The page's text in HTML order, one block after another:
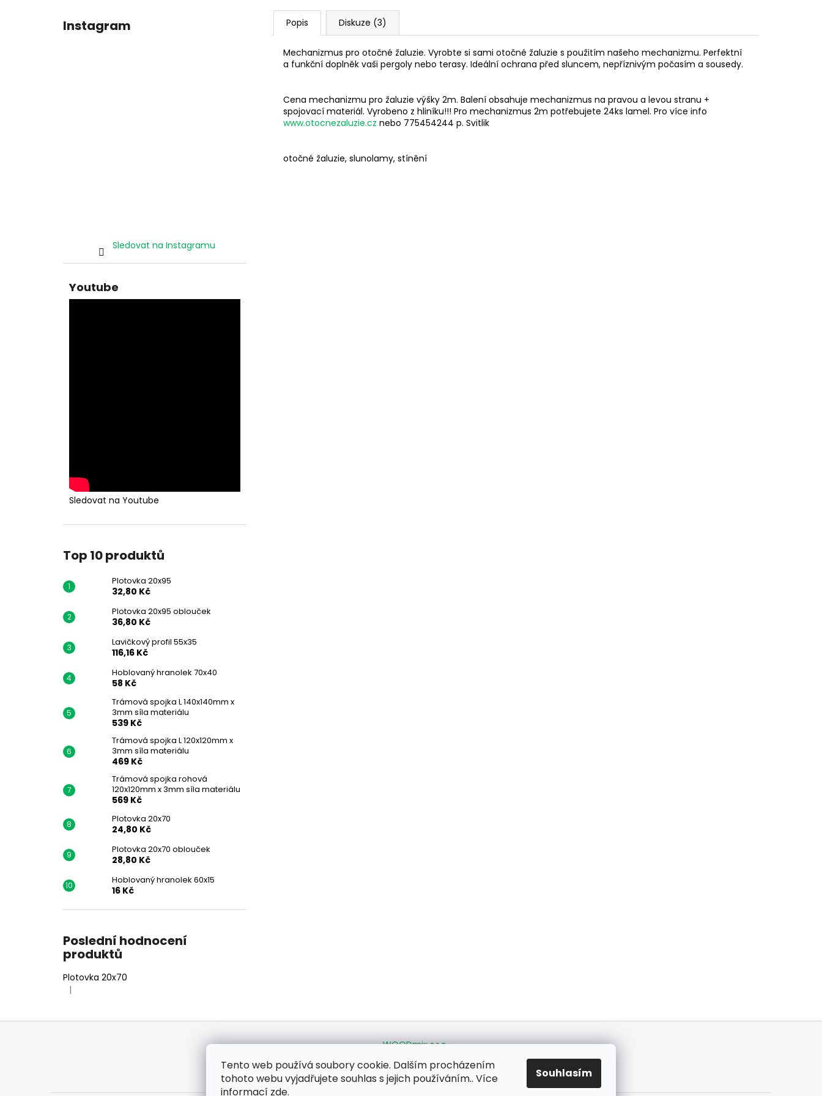
Tento web používá soubory cookie. Dalším procházením
tohoto webu vyjadřujete souhlas s jejich používáním.. Více
informací zde.
Souhlasím
Instagram
Sledovat na Instagramu
Youtube
Sledovat na Youtube
Top 10 produktů
Plotovka 20x95
32,80 Kč
Plotovka 20x95 oblouček
36,80 Kč
Lavičkový profil 55x35
116,16 Kč
Hoblovaný hranolek 70x40
58 Kč
Trámová spojka L 140x140mm x
3mm síla materiálu
539 Kč
Trámová spojka L 120x120mm x
3mm síla materiálu
469 Kč
Trámová spojka rohová
120x120mm x 3mm síla materiálu
569 Kč
Plotovka 20x70
24,80 Kč
Plotovka 20x70 oblouček
28,80 Kč
Hoblovaný hranolek 60x15
16 Kč
Poslední hodnocení
produktů
Plotovka 20x70
Hodnocení produktu je 5 z 5 hvězdiček.
|
Popis Diskuze (3)
Mechanizmus pro otočné žaluzie. Vyrobte si sami otočné žaluzie s použitím našeho mechanizmu. Perfektní
a funkční doplněk vaši pergoly nebo terasy. Ideální ochrana před sluncem, nepříznivým počasím a sousedy.
Cena mechanizmu pro žaluzie výšky 2m. Balení obsahuje mechanizmus na pravou a levou stranu +
spojovací materiál. Vyrobeno z hliníku!!! Pro mechanizmus 2m potřebujete 24ks lamel. Pro více info
www.otocnezaluzie.cz nebo 775454244 p. Svitlik
otočné žaluzie, slunolamy, stínění
Z
WOODmix s.r.o.